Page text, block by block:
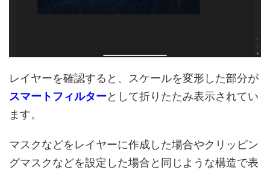
レイヤーを確認すると、スケールを変形した部分が
スマートフィルターとして折りたたみ表示されてい
ます。
マスクなどをレイヤーに作成した場合やクリッピン
グマスクなどを設定した場合と同じような構造で表